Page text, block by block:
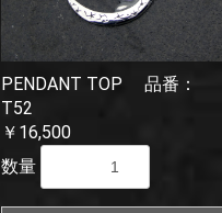
PENDANT TOP 品番：
T52
￥16,500
数量